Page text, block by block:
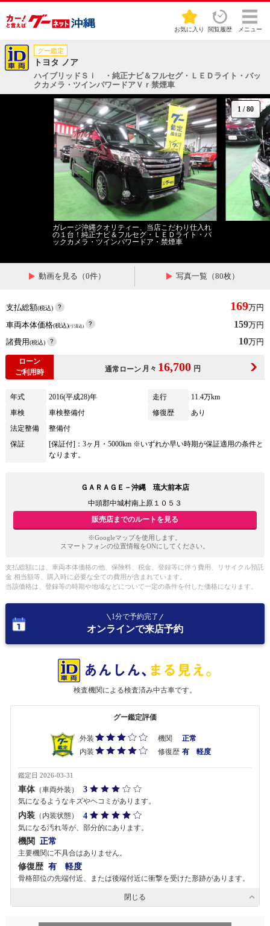
お気に入り 閲覧履歴 メニュー
グー鑑定
トヨタ ノア
ハイブリッドＳｉ ・純正ナビ＆フルセグ・ＬＥＤライト・バッ
クカメラ・ツインパワードアＶｒ禁煙車
1 /80
ガレージ沖縄クオリティー、当店こだわり仕入れ
の１台！純正ナビ＆フルセグ・ＬＥＤライト・バ
ックカメラ・ツインパワードア・禁煙車
動画を見る（0件） 写真一覧（80枚）
支払総額(税込) 169万円
車両本体価格(税込)(リ済込) 159万円
諸費用(税込) 10万円
ローン
ご利用時
通常ローン 月々 16,700 円
年式 2016(平成28)年 走行
11.4万km
車検
車検整備付 修復歴
あり
法定整備
整備付
保証
[保証付]：3ヶ月・5000km ※いずれか早い時期が保証適用の条件と
なります。
ＧＡＲＡＧＥ－沖縄 琉大前本店
中頭郡中城村南上原１０５３
販売店までのルートを見る
※Googleマップを使用します。
スマートフォンの位置情報をONにしてください。
支払総額には、車両本体価格の他、保険料、税金、登録等に伴う費用、リサイクル預託
金 相当額等、購入時に必要な全ての費用が含まれています。
当該価格は、登録等の時期や地域などについて一定の条件を付した価格になります。
1分で予約完了
オンラインで来店予約
検査機関による検査済み中古車です。
グー鑑定評価
外装 機関
正常
内装
修復歴 有 軽度
鑑定日 2026-03-31
車体（車両外装） 3
気になるようなキズやヘコミがあります。
内装 （内装状態） 4
気になる汚れ等が、部分的にあります。
機関 正常
主要機関に不具合はありません。
修復歴 有 軽度
骨格部位の先端付近、または後端付近に衝撃を受けた形跡があります。
閉じる